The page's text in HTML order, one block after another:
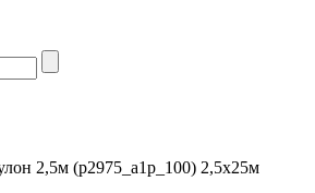
2,5м (p2975_a1p_100) 2,5х25м